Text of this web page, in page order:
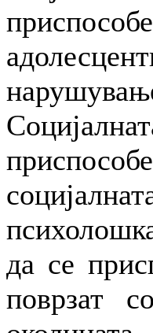
да се
поврзат